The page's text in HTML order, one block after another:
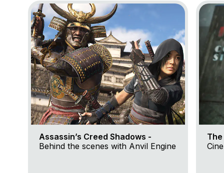
Go to project Assassin’s Creed Shadows
Assassin’s Creed Shadows -
Behind the scenes with Anvil Engine
Go to